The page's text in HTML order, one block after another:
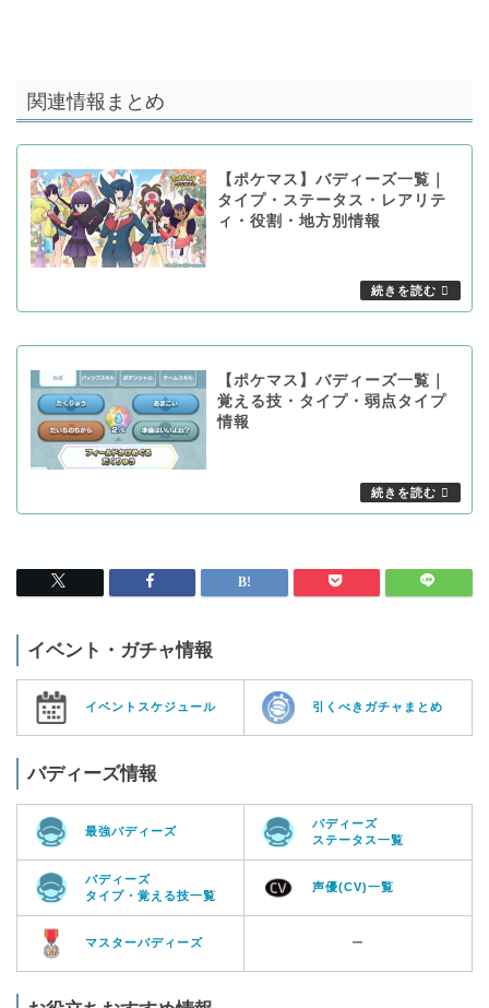
関連情報まとめ
【ポケマス】バディーズ一覧｜
タイプ・ステータス・レアリテ
ィ・役割・地方別情報
【ポケマス】バディーズ一覧｜
覚える技・タイプ・弱点タイプ
情報
イベント・ガチャ情報
イベントスケジュール 引くべきガチャまとめ
バディーズ情報
最強バディーズ
バディーズ
ステータス一覧
バディーズ
タイプ・覚える技一覧
声優(CV)一覧
マスターバディーズ ー